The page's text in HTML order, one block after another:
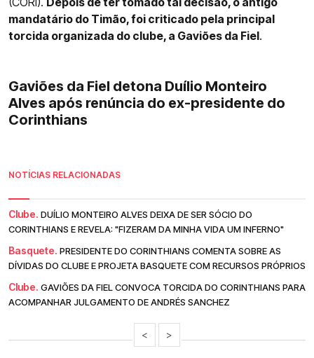
mandatário do Timão, foi criticado pela principal
torcida organizada do clube, a Gaviões da Fiel.
Gaviões da Fiel detona Duílio Monteiro
Alves após renúncia do ex-presidente do
Corinthians
NOTÍCIAS RELACIONADAS
Clube. DUÍLIO MONTEIRO ALVES DEIXA DE SER SÓCIO DO
CORINTHIANS E REVELA: "FIZERAM DA MINHA VIDA UM INFERNO"
Basquete. PRESIDENTE DO CORINTHIANS COMENTA SOBRE AS
DÍVIDAS DO CLUBE E PROJETA BASQUETE COM RECURSOS PRÓPRIOS
Clube. GAVIÕES DA FIEL CONVOCA TORCIDA DO CORINTHIANS PARA
ACOMPANHAR JULGAMENTO DE ANDRÉS SANCHEZ
< >